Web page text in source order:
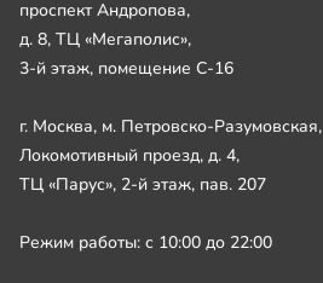
проспект Андропова,
д. 8, ТЦ «Мегаполис»,
3-й этаж, помещение С-16
г. Москва, м. Петровско-Разумовская,
Локомотивный проезд, д. 4,
ТЦ «Парус», 2-й этаж, пав. 207
Режим работы: с 10:00 до 22:00